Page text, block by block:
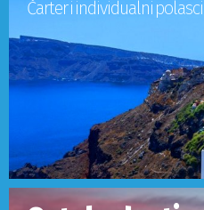
Grčka
Preko30ostrva
Čarter i individualni polasci